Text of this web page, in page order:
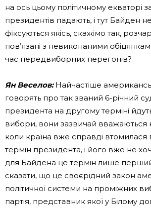
на ось цьому політичному екваторі
президентів падають, і тут Байден
фіксуються якісь, скажімо так,
пов’язані з невиконаними
час передвиборних перегонів?
Ян Веселов:Найчастіше
говорять про так званий 6-річний
президента на другому терміні
вибори, вони зазвичай вважаються
коли країна вже справді
термін президента, і його вже не
для Байдена це термін лише
сказати, що це своєрідний закон
політичної системи на проміжних
партія, представник якої у Білому